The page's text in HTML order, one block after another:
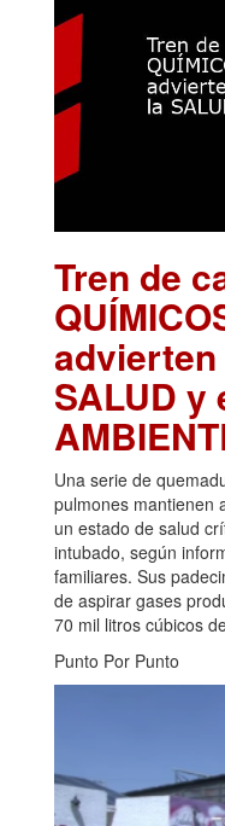
Tren de
SALUD y
Una serie de
pulmones mantienen
un estado de salud
intubado, según
familiares. Sus
de aspirar gases
70 mil litros cúbicos
Punto Por Punto